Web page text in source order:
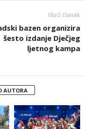
Idući članak
bazen organizira
šesto izdanje Dječjeg
ljetnog kampa
AUTORA